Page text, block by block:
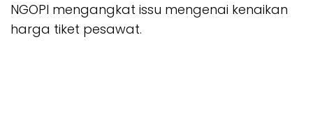
NGOPI mengangkat issu mengenai kenaikan
harga tiket pesawat.